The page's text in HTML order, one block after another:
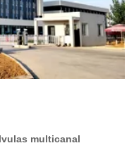
multicanal